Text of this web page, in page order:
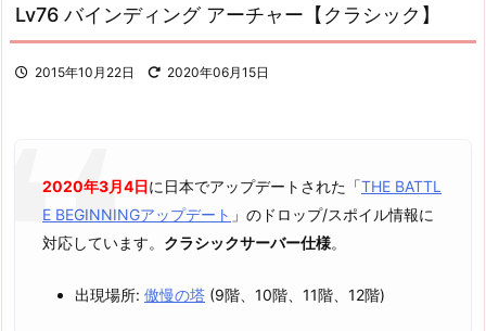
Lv76 バインディング アーチャー【クラシック】
2015年10月22日 2020年06月15日
2020年3月4日に日本でアップデートされた「THE BATTL
E BEGINNINGアップデート 」のドロップ/スポイル情報に
対応しています。 クラシックサーバー仕様。
出現場所: 傲慢の塔 (9階、10階、11階、12階)